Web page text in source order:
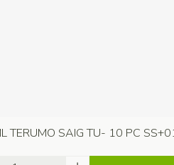
TERUMO SAIG TU- 10 PC